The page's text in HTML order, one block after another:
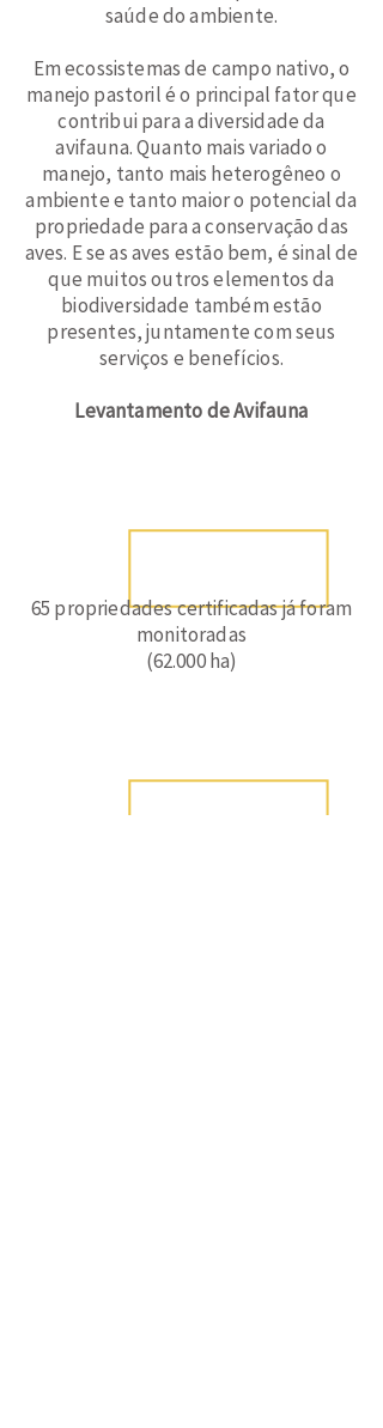
saúde do ambiente.
Em ecossistemas de campo nativo, o
manejo pastoril é o principal fator que
contribui para a diversidade da
avifauna. Quanto mais variado o
manejo, tanto mais heterogêneo o
ambiente e tanto maior o potencial da
propriedade para a conservação das
aves. E se as aves estão bem, é sinal de
que muitos outros elementos da
biodiversidade também estão
presentes, juntamente com seus
serviços e benefícios.
Levantamento de Avifauna
65 propriedades certificadas já foram
monitoradas
(62.000 ha)